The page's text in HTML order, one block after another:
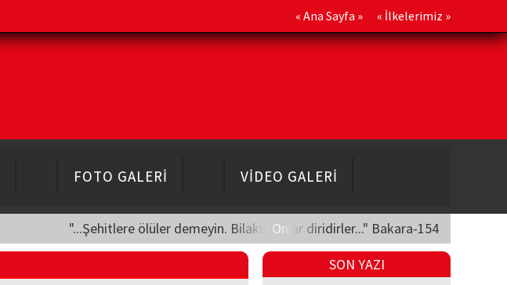
« Ana Sayfa » « İlkelerimiz »
FOTO GALERİ VİDEO GALERİ
"...Şehitlere ölüler demeyin. Bilakis Onlar diridirler..." Bakara-154
SON YAZI